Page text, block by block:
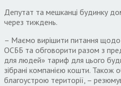
Депутат та мешканці будинку
через тиждень.
– Маємо вирішити питання щодо
ОСББ та обговорити разом з
для людей» тариф для цього
зібрані компанією кошти. Також
благоустрою території, –